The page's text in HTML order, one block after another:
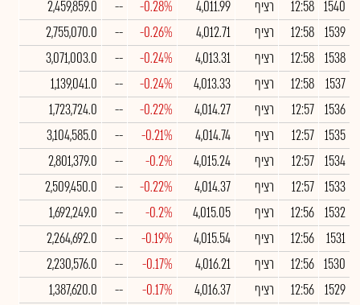
1540
12:58 רציף 4,011.99
-0.28%
--
2,459,859.0
1539
12:58 רציף 4,012.71
-0.26%
--
2,755,070.0
1538
12:58 רציף 4,013.31
-0.24%
--
3,071,003.0
1537
12:58 רציף 4,013.33
-0.24%
--
1,139,041.0
1536
12:57 רציף 4,014.27
-0.22%
--
1,723,724.0
1535
12:57 רציף 4,014.74
-0.21%
--
3,104,585.0
1534
12:57 רציף 4,015.24
-0.2%
--
2,801,379.0
1533
12:57 רציף 4,014.37
-0.22%
--
2,509,450.0
1532
12:56 רציף 4,015.05
-0.2%
--
1,692,249.0
1531
12:56 רציף 4,015.54
-0.19%
--
2,264,692.0
1530
12:56 רציף 4,016.21
-0.17%
--
2,230,576.0
1529
12:56 רציף 4,016.37
-0.17%
--
1,387,620.0